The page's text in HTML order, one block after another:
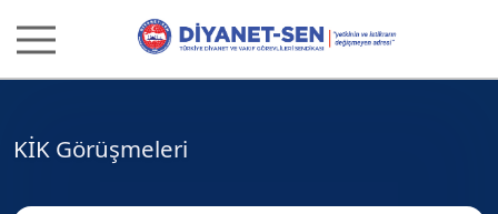
KİK Görüşmeleri